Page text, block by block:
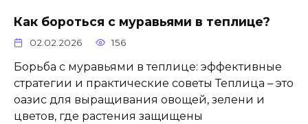
Как бороться с муравьями в теплице?
02.02.2026 156
Борьба с муравьями в теплице: эффективные
стратегии и практические советы Теплица – это
оазис для выращивания овощей, зелени и
цветов, где растения защищены